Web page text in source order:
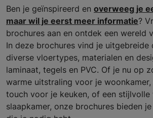
Ben je geïnspireerd en overweeg je
maar wil je eerst meer informatie?
brochures aan en ontdek een wereld
In deze brochures vind je uitgebreide
diverse vloertypes, materialen en
laminaat, tegels en PVC. Of je nu op
warme uitstraling voor je woonkamer,
touch voor je keuken, of een
slaapkamer, onze brochures bieden